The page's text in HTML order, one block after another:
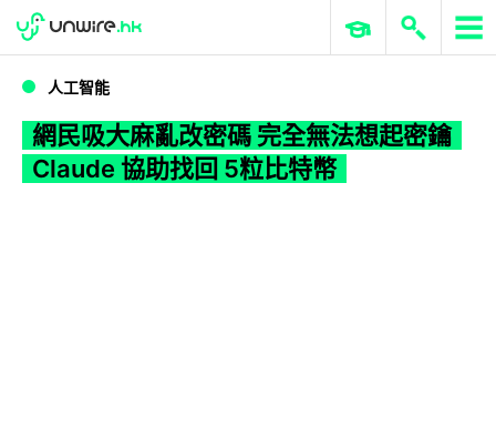
WWDC 2026 ERP 與商業 AI
人工智能
網民吸大麻亂改密碼 完全無法想起密鑰
Claude 協助找回 5粒比特幣